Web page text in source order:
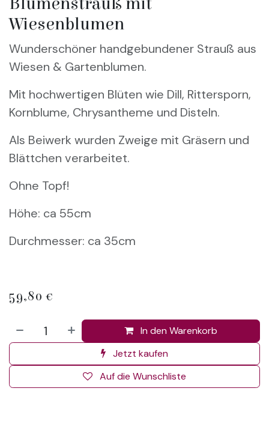
Blumenstrauß mit
Wiesenblumen
Wunderschöner handgebundener Strauß aus
Wiesen & Gartenblumen.
Mit hochwertigen Blüten wie Dill, Rittersporn,
Kornblume, Chrysantheme und Disteln.
Als Beiwerk wurden Zweige mit Gräsern und
Blättchen verarbeitet.
Ohne Topf!
Höhe: ca 55cm
Durchmesser: ca 35cm
59,80 €
In den Warenkorb
Jetzt kaufen
Auf die Wunschliste